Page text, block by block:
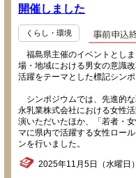
開催しました
くらし・環境
福島県主催のイベントとし
場・地域における男女の意識
活躍をテーマとした標記シン
シンポジウムでは、先進的
永乳業株式会社における女性
演いただいたほか、「若者・
マに県内で活躍する女性ロー
ンを行いました。
2025年11月5日（水曜日